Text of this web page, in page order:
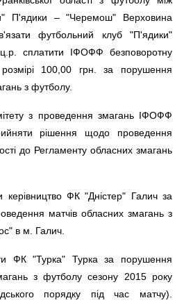
П'ядики – "Черемош" Верховина
футбольний клуб "П'ядики"
сплатити ІФОФФ безповоротну
100,00 грн. за порушення
з футболу.
з проведення змагань ІФОФФ
рішення щодо проведення
до Регламенту обласних змагань
ФК "Дністер" Галич за
матчів обласних змагань з
в м. Галич.
ФК "Турка" Турка за порушення
з футболу сезону 2015 року
порядку під час матчу).